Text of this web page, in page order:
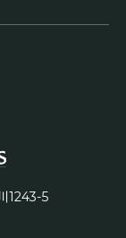
1243-5